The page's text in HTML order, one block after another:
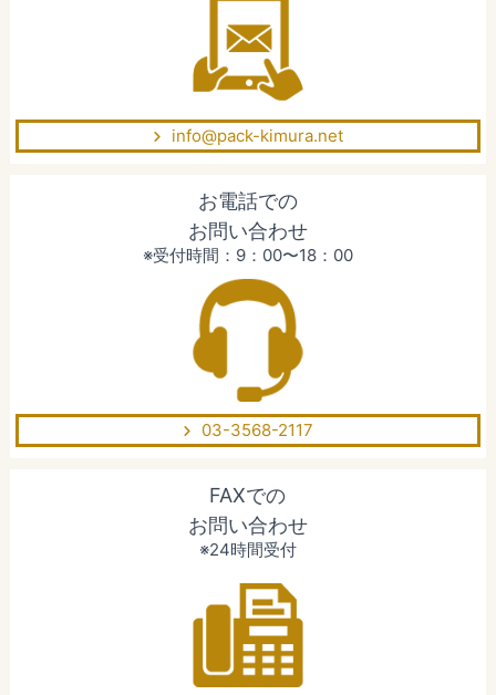
info@pack-kimura.net
お電話での
お問い合わせ
※受付時間：9：00〜18：00
03-3568-2117
FAXでの
お問い合わせ
※24時間受付